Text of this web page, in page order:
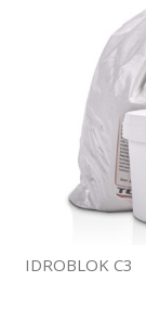
IDROBLOK C3